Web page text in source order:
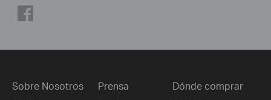
Sobre Nosotros Prensa Dónde comprar